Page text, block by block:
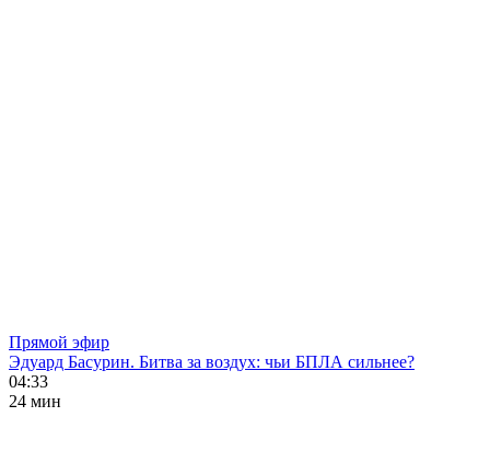
Прямой эфир
Эдуард Басурин. Битва за воздух: чьи БПЛА сильнее?
04:33
24 мин